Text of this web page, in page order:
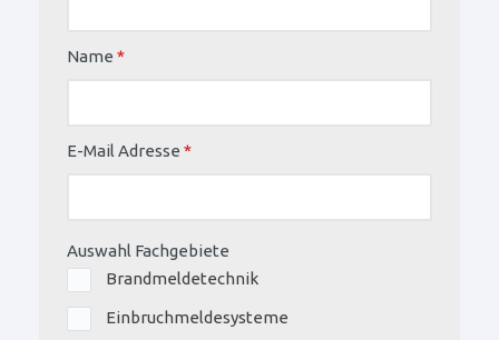
Name *
E-Mail Adresse *
Auswahl Fachgebiete
Brandmeldetechnik
Einbruchmeldesysteme